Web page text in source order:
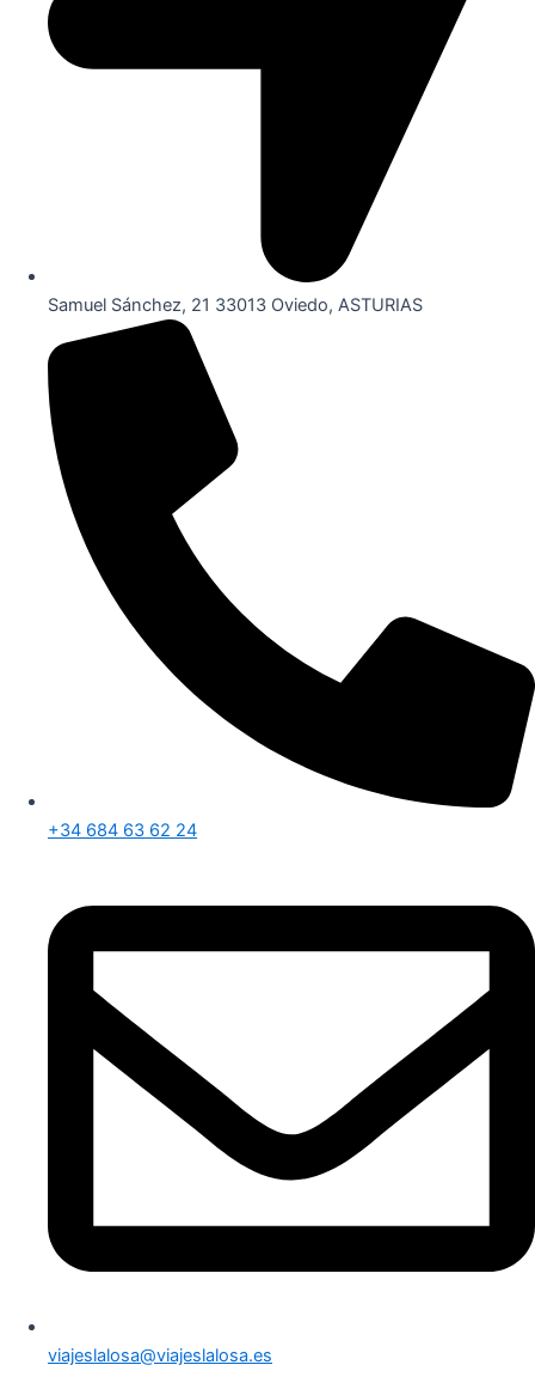
Samuel Sánchez, 21 33013 Oviedo, ASTURIAS
+34 684 63 62 24
viajeslalosa@viajeslalosa.es